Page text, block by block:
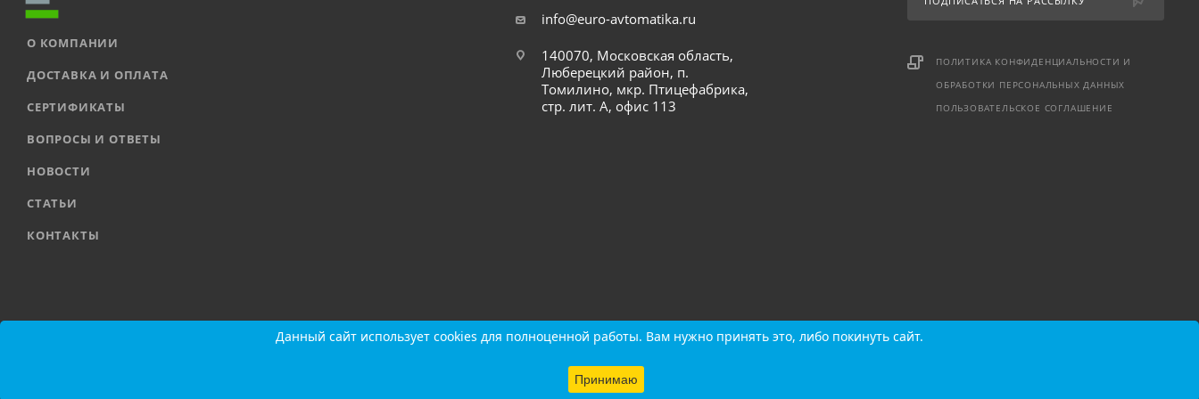
О КОМПАНИИ
ДОСТАВКА И ОПЛАТА
СЕРТИФИКАТЫ
ВОПРОСЫ И ОТВЕТЫ
НОВОСТИ
СТАТЬИ
КОНТАКТЫ
info@euro-avtomatika.ru
140070, Московская область,
Люберецкий район, п.
Томилино, мкр. Птицефабрика,
стр. лит. А, офис 113
ПОЛИТИКА КОНФИДЕНЦИАЛЬНОСТИ И
ОБРАБОТКИ ПЕРСОНАЛЬНЫХ ДАННЫХ
ПОЛЬЗОВАТЕЛЬСКОЕ СОГЛАШЕНИЕ
Карта сайтаДанный сайт использует cookies для полноценной работы. Вам нужно принять это, либо покинуть сайт.
Принимаю